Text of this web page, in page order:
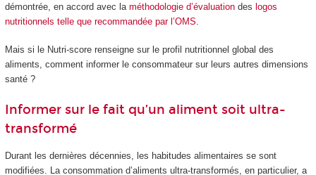
démontrée, en accord avec la méthodologie d’évaluationdes logos
nutritionnels telle que recommandée par l’OMS
Mais si le Nutri-score renseigne sur le profil nutritionnel global des
aliments, comment informer le consommateur sur leurs autres dimensions
santé ?
Informer sur le fait qu’un aliment soit ultra-
transformé
Durant les dernières décennies, les habitudes alimentaires se sont
modifiées. La consommation d’aliments ultra-transformés, en particulier, a